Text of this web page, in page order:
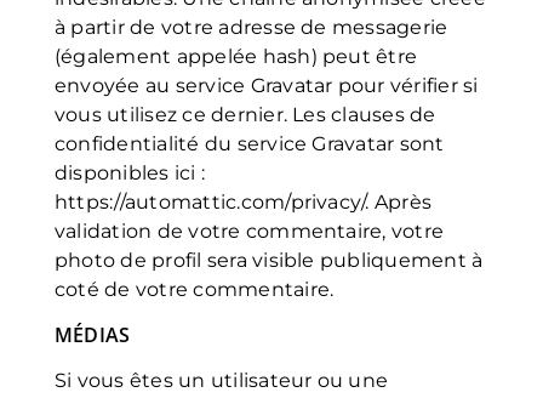
à partir de votre adresse de messagerie
(également appelée hash) peut être
envoyée au service Gravatar pour vérifier si
vous utilisez ce dernier. Les clauses de
confidentialité du service Gravatar sont
disponibles ici :
https://automattic.com/privacy/. Après
validation de votre commentaire, votre
photo de profil sera visible publiquement à
coté de votre commentaire.
MÉDIAS
Si vous êtes un utilisateur ou une